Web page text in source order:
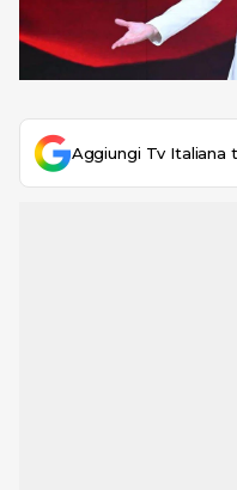
Aggiungi Tv Italiana